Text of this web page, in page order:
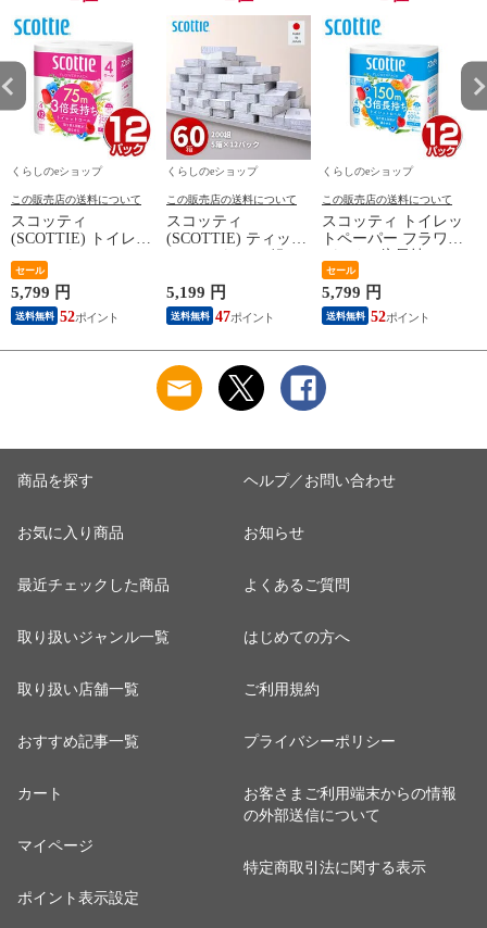
くらしのeショップ
この販売店の送料について
スコッティ
(SCOTTIE) トイレッ
パック 3倍長持ち 4
ロール(ダブル) 4ロー
ル×12(48ロール) 3倍
ロール 3倍巻 トイレ
セール
5,799 円
送料無料 52
くらしのeショップ
この販売店の送料について
スコッティ
(SCOTTIE) ティッシ
ティシュペーパー ま
とめ買い ケース販売
ボックスティッシュ
シア 【送料無料】
5,199 円
送料無料 47
くらしのeショップ
この販売店の送料について
スコッティ トイレッ
トペーパー フラワー
ロール (シングル) 4
ロール×12パック(48
ロール) トイレット
ロール トイレ紙 ト
とめ買い ケース販売
日本製紙クレシア
セール
5,799 円
送料無料 52
商品を探す
お気に入り商品
最近チェックした商品
取り扱いジャンル一覧
取り扱い店舗一覧
おすすめ記事一覧
カート
マイページ
ポイント表示設定
ヘルプ／お問い合わせ
お知らせ
よくあるご質問
はじめての方へ
ご利用規約
プライバシーポリシー
お客さまご利用端末からの情報
の外部送信について
特定商取引法に関する表示